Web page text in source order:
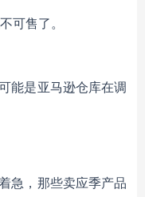
可售了。
能是亚马逊仓库在调
急，那些卖应季产品